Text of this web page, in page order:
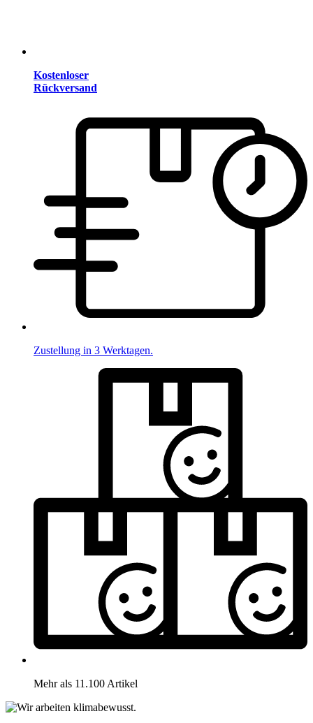
Kostenloser
Rückversand
Zustellung in 3 Werktagen.
Mehr als 11.100 Artikel